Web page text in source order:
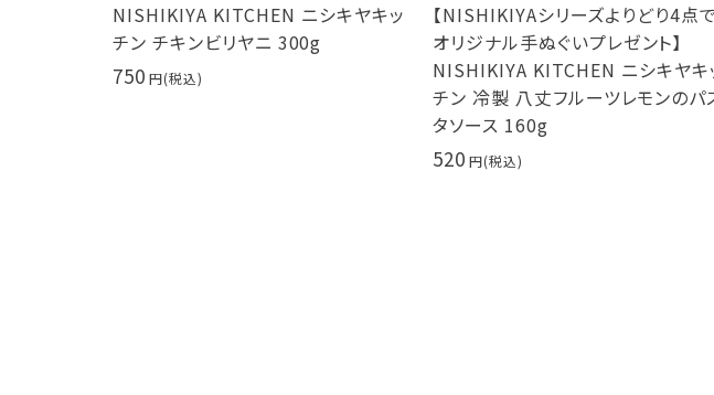
NISHIKIYA KITCHEN ニシキヤキッ
チン チキンビリヤニ 300g
750
【NISHIKIYAシリーズよりどり4点で
オリジナル手ぬぐいプレゼント】
NISHIKIYA KITCHEN ニシキヤキッ
チン 冷製 八丈フルーツレモンのパス
タソース 160g
520